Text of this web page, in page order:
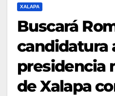
XALAPA
Buscará
candidatura
presidencia
de Xalapa